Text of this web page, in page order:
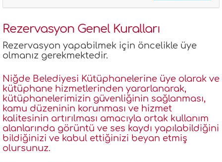
Rezervasyon Genel Kuralları
Rezervasyon yapabilmek için öncelikle üye
olmanız gerekmektedir.
Niğde Belediyesi Kütüphanelerine üye olarak ve
kütüphane hizmetlerinden yararlanarak,
kütüphanelerimizin güvenliğinin sağlanması,
kamu düzeninin korunması ve hizmet
kalitesinin artırılması amacıyla ortak kullanım
alanlarında görüntü ve ses kaydı yapılabildiğini
bildiğinizi ve kabul ettiğinizi beyan etmiş
olursunuz.